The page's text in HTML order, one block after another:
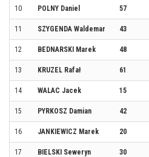
10 POLNY Daniel 57
11 SZYGENDA Waldemar 43
12 BEDNARSKI Marek 48
13 KRUZEL Rafał 61
14 WALAC Jacek 15
15 PYRKOSZ Damian 42
16 JANKIEWICZ Marek 20
17 BIELSKI Seweryn 30